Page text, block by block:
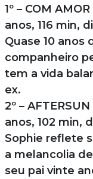
1º – COM
anos, 116 min,
Quase 10 anos
companheiro
tem a vida
ex.
2º –
anos, 102 min,
Sophie reflete
a melancolia
seu pai vinte